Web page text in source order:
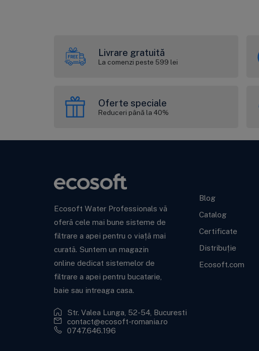
Livrare gratuită
La comenzi peste 599 lei
Oferte speciale
Reduceri până la 40%
Ecosoft Water Professionals vă
oferă cele mai bune sisteme de
filtrare a apei pentru o viață mai
curată. Suntem un magazin
online dedicat sistemelor de
filtrare a apei pentru bucatarie,
baie sau intreaga casa.
Str. Valea Lunga, 52-54, Bucuresti
contact@ecosoft-romania.ro
0747.646.196
Blog
Catalog
Certificate
Distribuție
Ecosoft.com